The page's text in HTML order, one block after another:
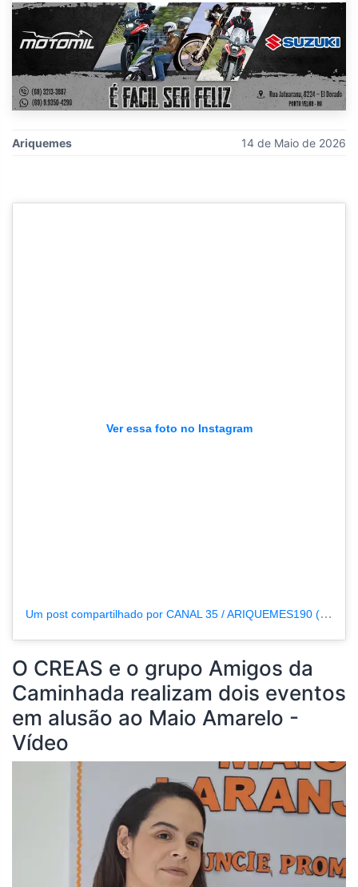
Ariquemes 14 de Maio de 2026
Ver essa foto no Instagram
Um post compartilhado por CANAL 35 / ARIQUEMES190 (@tvpcanal35)
O CREAS e o grupo Amigos da
Caminhada realizam dois eventos
em alusão ao Maio Amarelo -
Vídeo